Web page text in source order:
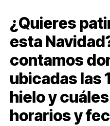
¿Quieres
esta
contamos
ubicadas las
hielo y
horarios y